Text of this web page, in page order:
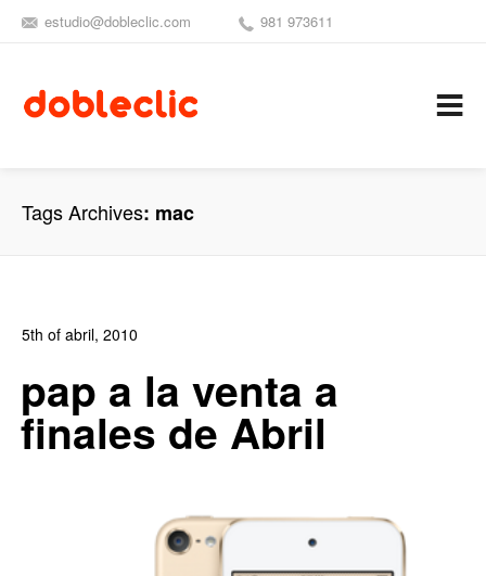
estudio@dobleclic.com 981 973611
Tags Archives mac
5th of abril, 2010
0
pap a la venta a
finales de Abril